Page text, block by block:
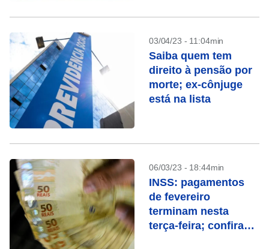
03/04/23 - 11:04min
Saiba quem tem
direito à pensão por
morte; ex-cônjuge
está na lista
06/03/23 - 18:44min
INSS: pagamentos
de fevereiro
terminam nesta
terça-feira; confira